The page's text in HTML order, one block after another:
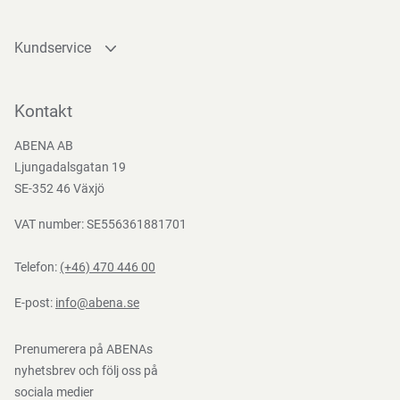
Kundservice
Bli kund
Nedladdningar
Kontakt
ABENA AB
Ljungadalsgatan 19
SE-352 46 Växjö
VAT number: SE556361881701
Telefon: (+46) 470 446 00
E-post: info@abena.se
Prenumerera på ABENAs
nyhetsbrev och följ oss på
sociala medier